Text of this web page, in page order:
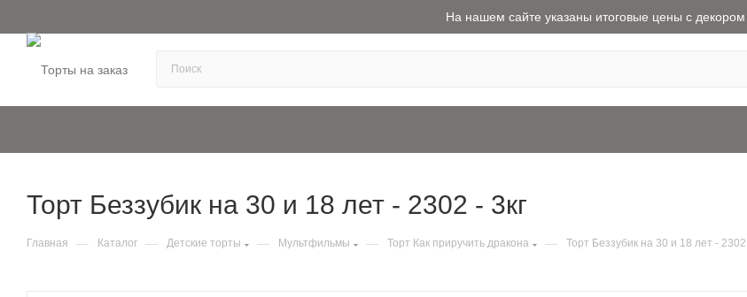
На нашем сайте указаны итоговые цены с декором
Торт Беззубик на 30 и 18 лет - 2302 - 3кг
Главная — Каталог — Детские торты — Мультфильмы — Торт Как приручить дракона — Торт Беззубик на 30 и 18 лет - 2302